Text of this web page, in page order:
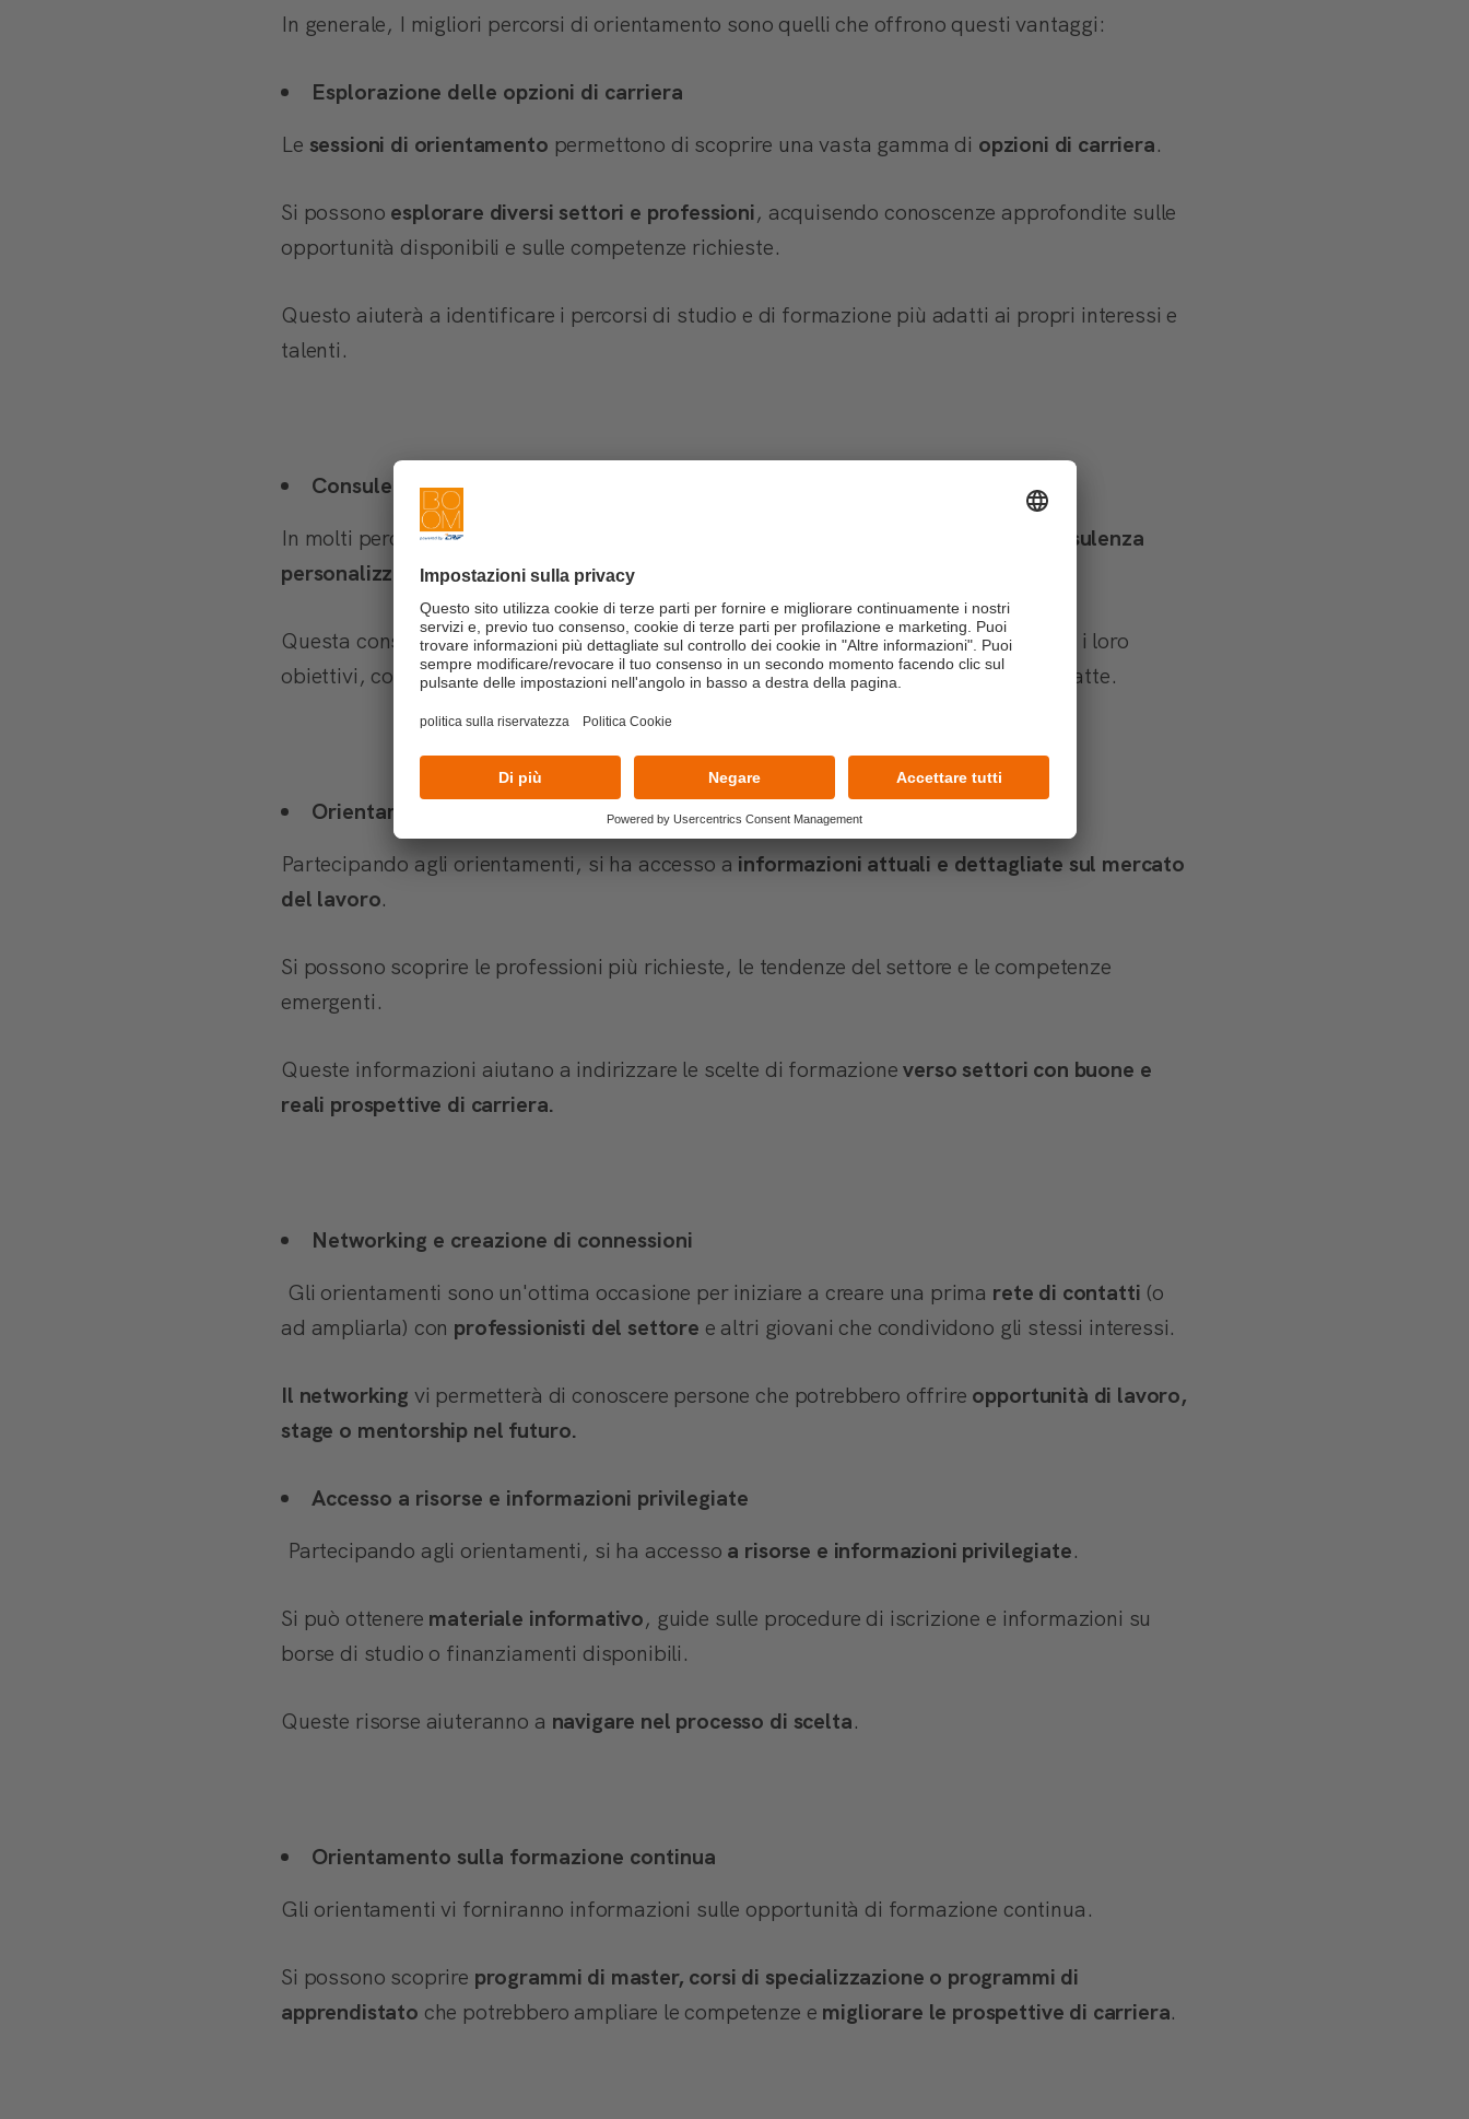
In generale, I migliori percorsi di orientamento sono quelli che offrono questi vantaggi:
Esplorazione delle opzioni di carriera
Le sessioni di orientamento permettono di scoprire una vasta gamma di opzioni di carriera.
Si possono esplorare diversi settori e professioni, acquisendo conoscenze approfondite sulle
opportunità disponibili e sulle competenze richieste.
Questo aiuterà a identificare i percorsi di studio e di formazione più adatti ai propri interessi e
talenti.
Consulenza personalizzata sull'orientamento
In molti percorsi di orientamento sono presenti
consulenza
personalizzataper comprendere meglio le proprie abilità, passioni e obiettivi.
Questa consulenza guiderà i ragazzi nel prendere decisioni ragionate e coerenti con i loro
obiettivi, consigliando quali opzioni di studio o carriera potrebbero essere le più adatte.
Orientamento sul mercato del lavoro
Partecipando agli orientamenti, si ha accesso a informazioni attuali e dettagliate sul mercato
del lavoro.
Si possono scoprire le professioni più richieste, le tendenze del settore e le competenze
emergenti.
Queste informazioni aiutano a indirizzare le scelte di formazioneverso settori con buone e
reali prospettive di carriera.
Networking e creazione di connessioni
Gli orientamenti sono un'ottima occasione per iniziare a creare una prima rete di contatti (o
ad ampliarla) con professionisti del settore e altri giovani che condividono gli stessi interessi.
Il networking vi permetterà di conoscere persone che potrebbero offrire opportunità di lavoro,
stage o mentorship nel futuro.
Accesso a risorse e informazioni privilegiate
Partecipando agli orientamenti, si ha accesso a risorse e informazioni privilegiate.
Si può ottenere materiale informativo, guide sulle procedure di iscrizione e informazioni su
borse di studio o finanziamenti disponibili.
Queste risorse aiuteranno a navigare nel processo di scelta.
Orientamento sulla formazione continua
Gli orientamenti vi forniranno informazioni sulle opportunità di formazione continua.
Si possono scoprire programmi di master, corsi di specializzazione o programmi di
apprendistato che potrebbero ampliare le competenze e migliorare le prospettive di carriera.